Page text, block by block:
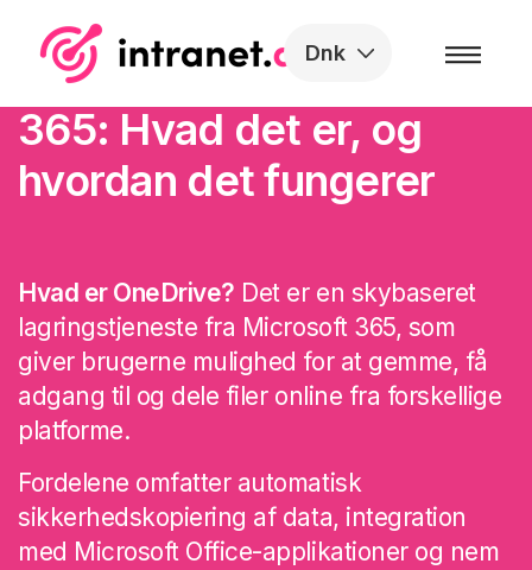
Dnk
OneDrive fra Microsoft
365: Hvad det er, og
hvordan det fungerer
Hvad er OneDrive? Det er en skybaseret
lagringstjeneste fra Microsoft 365, som
giver brugerne mulighed for at gemme, få
adgang til og dele filer online fra forskellige
platforme.
Fordelene omfatter automatisk
sikkerhedskopiering af data, integration
med Microsoft Office-applikationer og nem